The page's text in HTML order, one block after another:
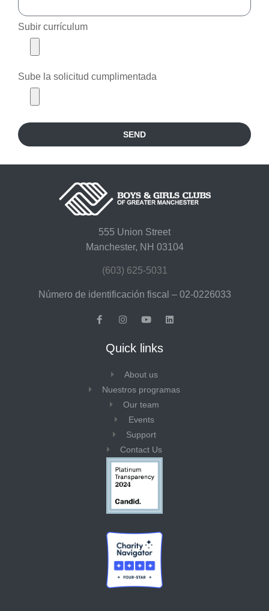
Subir currículum
Sube la solicitud cumplimentada
SEND
555 Union Street
Manchester, NH 03104
(603) 625-5031
Número de identificación fiscal – 02-0226033
Quick links
About us
Nuestros programas
Our team
Events
Support
Contact Us